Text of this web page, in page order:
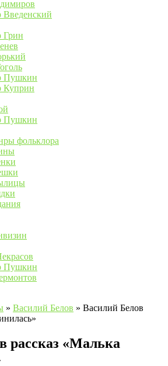
Введенский
Грин
Пушкин
Куприн
Пушкин
фольклора
Пушкин
» Василий Белов » Василий Белов
рассказ «Малька